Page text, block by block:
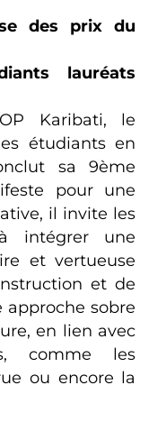
des prix du
lauréats
Karibati, le
étudiants en
sa 9ème
pour une
il invite les
intégrer une
et vertueuse
et de
approche sobre
en lien avec
comme les
ou encore la